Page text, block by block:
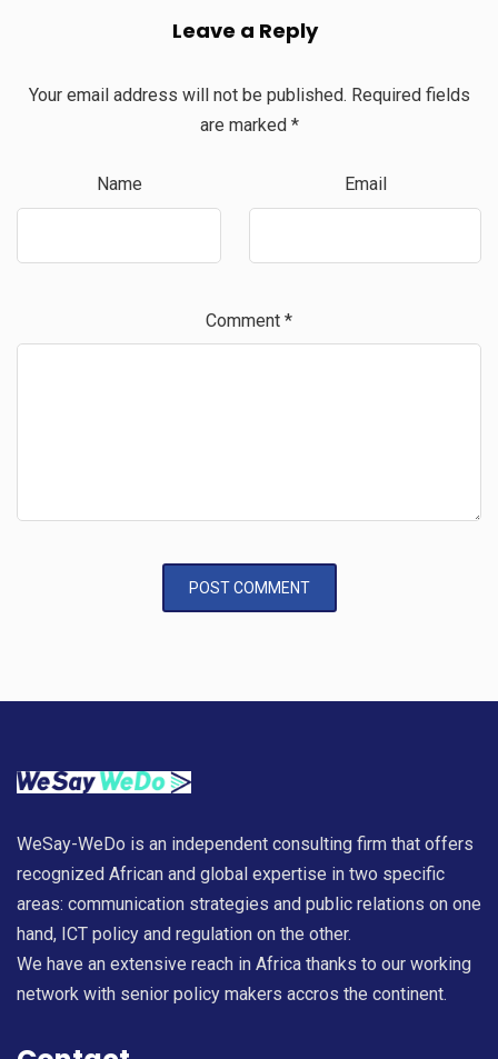
Leave a Reply
Your email address will not be published. Required fields
are marked *
Name Email
Comment *
WeSay-WeDo is an independent consulting firm that offers
recognized African and global expertise in two specific
areas: communication strategies and public relations on one
hand, ICT policy and regulation on the other.
We have an extensive reach in Africa thanks to our working
network with senior policy makers accros the continent.